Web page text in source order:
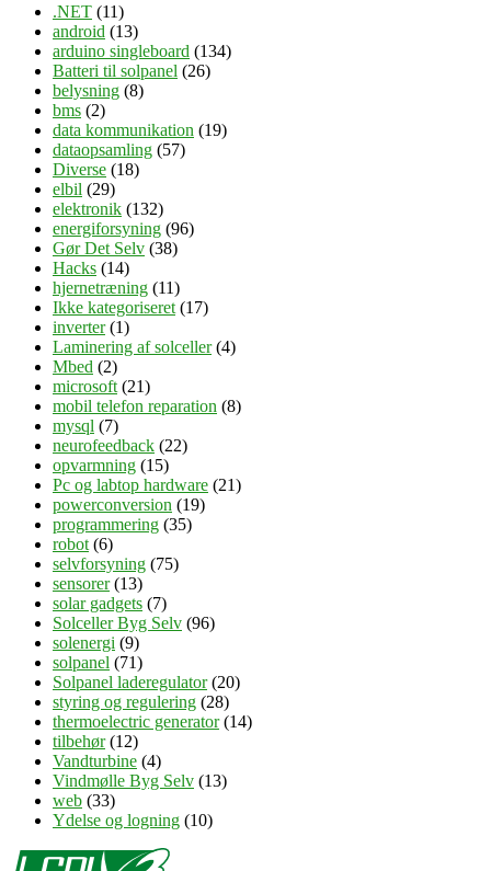
.NET (11)
android (13)
arduino singleboard (134)
Batteri til solpanel (26)
belysning (8)
bms (2)
data kommunikation (19)
dataopsamling (57)
Diverse (18)
elbil (29)
elektronik (132)
energiforsyning (96)
Gør Det Selv (38)
Hacks (14)
hjernetræning (11)
Ikke kategoriseret (17)
inverter(1)
Laminering af solceller(4)
Mbed (2)
microsoft (21)
mobil telefon reparation (8)
mysql (7)
neurofeedback (22)
opvarmning (15)
Pc og labtop hardware (21)
powerconversion (19)
programmering (35)
robot (6)
selvforsyning (75)
sensorer(13)
solar gadgets (7)
Solceller Byg Selv (96)
solenergi (9)
solpanel (71)
Solpanel laderegulator(20)
styring og regulering (28)
thermoelectric generator(14)
tilbehør(12)
Vandturbine (4)
Vindmølle Byg Selv (13)
web (33)
Ydelse og logning (10)